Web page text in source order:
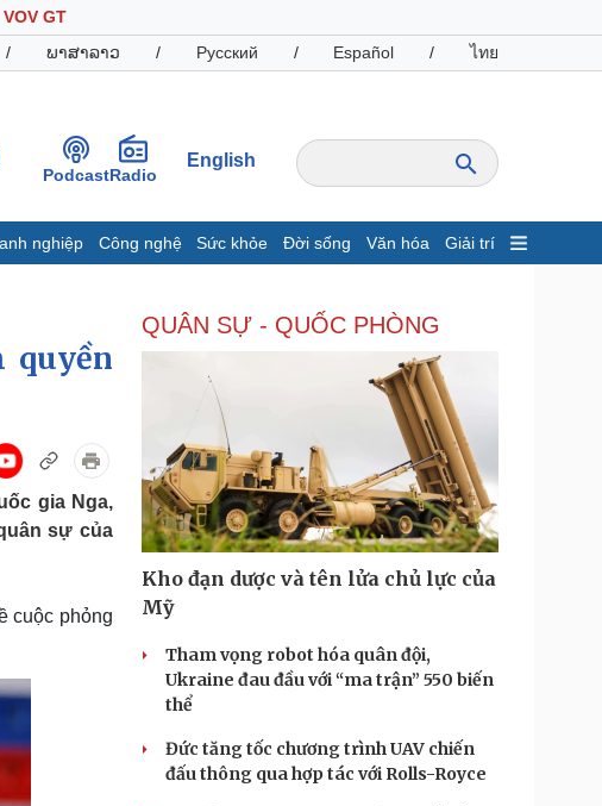
VOV GT
/ ພາສາລາວ / Русский / Español / ไทย
PodcastRadio
English
nghiệp Công nghệ Sức khỏe Đời sống Văn hóa Giải trí
Bất động sản
Khởi nghiệp
Giá vàng
Chứng khoán
Doanh nghiệp
Thông tin doanh nghiệp
Doanh nghiệp 24h
Doanh nhân
Vì cộng đồng
Công nghệ
Sành điệu
Tin Công nghệ
Trải nghiệm
Podcast
Câu chuyện thời sự
Cửa sổ tình yêu
Kể chuyện cho bé
quyền
gia Nga,
sự của
cuộc phỏng
QUÂN SỰ - QUỐC PHÒNG
Kho đạn dược và tên lửa chủ lực của
Mỹ
Tham vọng robot hóa quân đội,
Ukraine đau đầu với “ma trận” 550 biến
thể
Đức tăng tốc chương trình UAV chiến
đấu thông qua hợp tác với Rolls-Royce